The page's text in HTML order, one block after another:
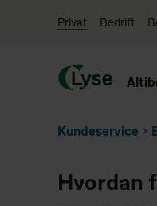
Privat Bedrift
Kundeservice
Hvordan